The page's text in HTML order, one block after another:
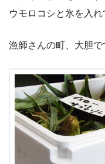
ウモロコシと氷を入れ
漁師さんの町、大胆で